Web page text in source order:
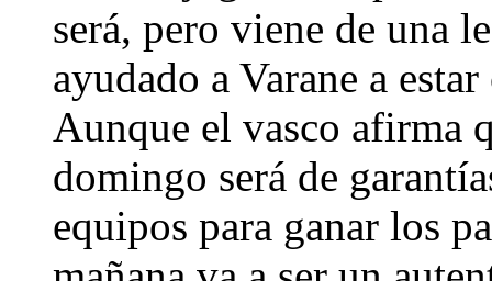
será, pero viene de una
ayudado a Varane a
Aunque el vasco afirma
domingo será de
equipos para ganar los